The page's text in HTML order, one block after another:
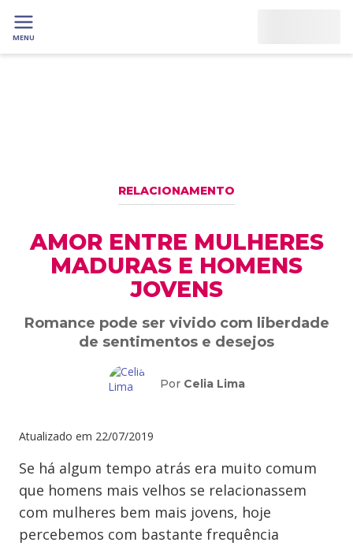
MENU
RELACIONAMENTO
AMOR ENTRE MULHERES
MADURAS E HOMENS
JOVENS
Romance pode ser vivido com liberdade
de sentimentos e desejos
Por Celia Lima
Atualizado em 22/07/2019
Se há algum tempo atrás era muito comum
que homens mais velhos se relacionassem
com mulheres bem mais jovens, hoje
percebemos com bastante frequência